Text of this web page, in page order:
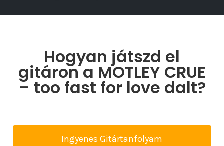
Hogyan játszd el
gitáron a MOTLEY CRUE
– too fast for love dalt?
Ingyenes Gitártanfolyam